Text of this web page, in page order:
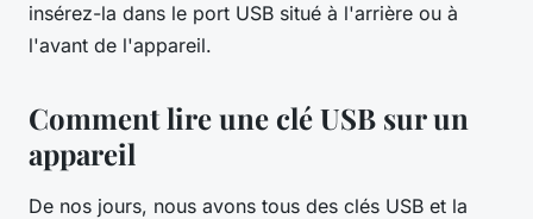
insérez-la dans le port USB situé à l'arrière ou à
l'avant de l'appareil.
Comment lire une clé USB sur un
appareil
De nos jours, nous avons tous des clés USB et la